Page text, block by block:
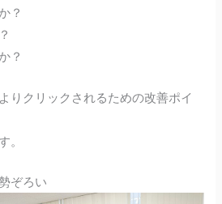
？
？
りクリックされるための改善ポイ
。
ぞろい